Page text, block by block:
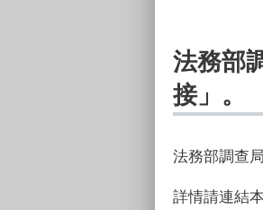
法務部
接」。
法務部調查
詳情請連結